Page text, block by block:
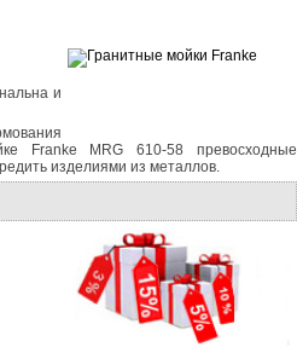
и
Franke MRG 610-58 превосходные
изделиями из металлов.